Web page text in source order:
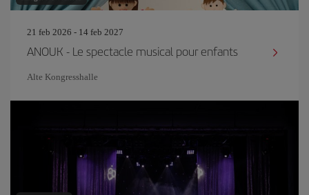
21 feb 2026 - 14 feb 2027
ANOUK - Le spectacle musical pour enfants
Alte Kongresshalle